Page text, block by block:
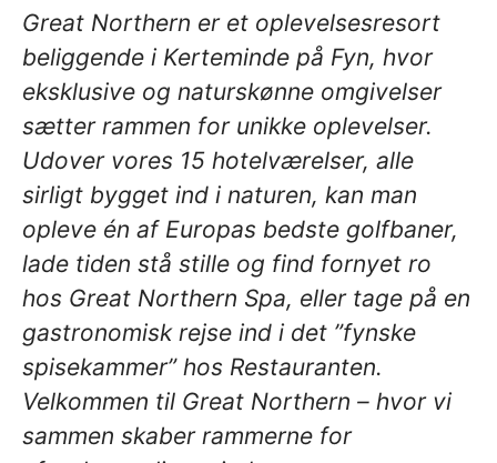
Great Northern er et oplevelsesresort
beliggende i Kerteminde på Fyn, hvor
eksklusive og naturskønne omgivelser
sætter rammen for unikke oplevelser.
Udover vores 15 hotelværelser, alle
sirligt bygget ind i naturen, kan man
opleve én af Europas bedste golfbaner,
lade tiden stå stille og find fornyet ro
hos Great Northern Spa, eller tage på en
gastronomisk rejse ind i det ”fynske
spisekammer” hos Restauranten.
Velkommen til Great Northern – hvor vi
sammen skaber rammerne for